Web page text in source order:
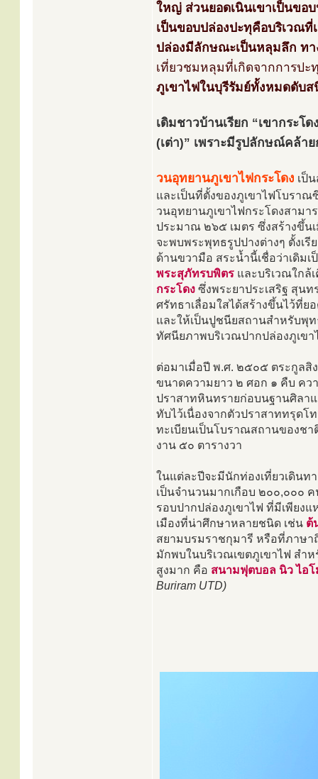
ใหญ่ ส่วนยอดเนินเขาเป็นขอ
เป็นขอบปล่องปะทุคือบริเวณ
ปล่องมีลักษณะเป็นหลุมลึก ทา
เที่ยวชมหลุมที่เกิดจากการปะ
ภูเขาไฟในบุรีรัมย์ทั้งหมดดับ
เดิมชาวบ้านเรียก “เขากระโ
(เต่า)” เพราะมีรูปลักษณ์คล้าย
วนอุทยานภูเขาไฟกระโดง เป็
และเป็นที่ตั้งของภูเขาไฟโบราณ
วนอุทยานภูเขาไฟกระโดงสามา
ประมาณ ๒๖๕ เมตร ซึ่งสร้างขึ้น
จะพบพระพุทธรูปปางต่างๆ ตั้งเรี
ด้านขวามือ สระน้ำนี้เชื่อว่าเดิม
พระสุภัทรบพิตร และบริเวณใกล้
กระโดง ซึ่งพระยาประเสริฐ สุน
ศรัทธาเลื่อมใสได้สร้างขึ้นไว้ที่ย
และให้เป็นปูชนียสถานสำหรับพุ
ทัศนียภาพบริเวณปากปล่องภูเขา
ต่อมาเมื่อปี พ.ศ. ๒๕๐๕ ตระกูลสิ
ขนาดความยาว ๒ ศอก ๑ คืบ คว
ปราสาทหินทรายก่อบนฐานศิลา
ทับไว้เนื่องจากตัวปราสาททรุด
ทะเบียนเป็นโบราณสถานของช
งาน ๕๐ ตารางวา
ในแต่ละปีจะมีนักท่องเที่ยวเดิน
เป็นจำนวนมากเกือบ ๒๐๐,๐๐๐
รอบปากปล่องภูเขาไฟ ที่มีเพียง
เมืองที่น่าศึกษาหลายชนิด เช่น ต้
สยามบรมราชกุมารี หรือที่ภาษา
มักพบในบริเวณเขตภูเขาไฟ สำ
สูงมาก คือ สนามฟุตบอล นิว ไอโ
Buriram UTD)